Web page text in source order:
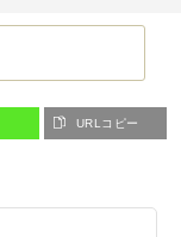
URLコピー